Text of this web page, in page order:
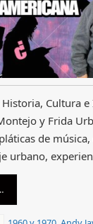
Cultura
y Frida
de
urbano,